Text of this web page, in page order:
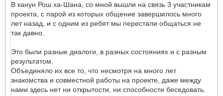
В канун Рош ха-Шана, со мной вышли на связь 3 участникам
проекта, с парой из которых общение завершилось много
лет назад, и с одним из ребят мы перестали общаться не
так давно.
Это были разные диалоги, в разных состояниях и с разным
результатом.
Объединяло их все то, что несмотря на много лет
знакомства и совместной работы на проекте, даже между
нами здесь нет ни открытости, ни способности беседовать.